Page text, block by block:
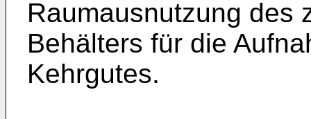
Raumausnutzung des
Behälters für die
Kehrgutes.